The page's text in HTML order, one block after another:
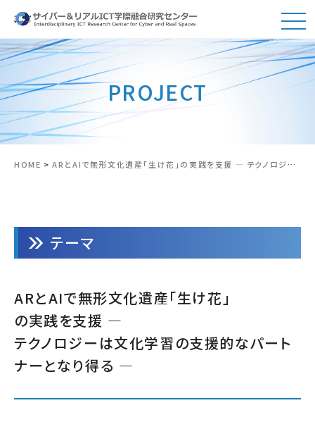
PROJECT
HOME >ARとAIで無形文化遺産「生け花」の実践を支援 ― テクノロジーは文化学習の支援的なパートナーとなり得る ―
テーマ
ARとAIで無形文化遺産「生け花」
の実践を支援 ―
テクノロジーは文化学習の支援的なパート
ナーとなり得る ―